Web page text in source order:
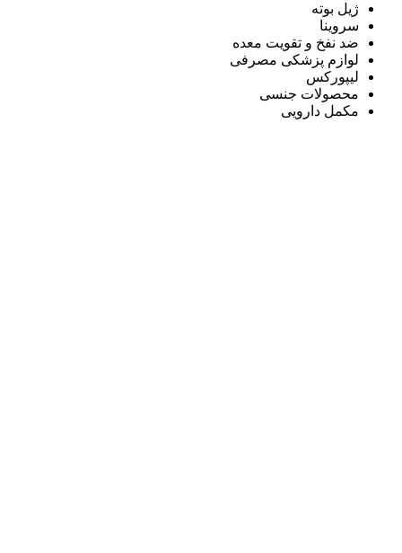
ژیل بوته
سروینا
ضد نفخ و تقویت معده
لوازم پزشکی مصرفی
لیپورکس
محصولات جنسی
مکمل دارویی